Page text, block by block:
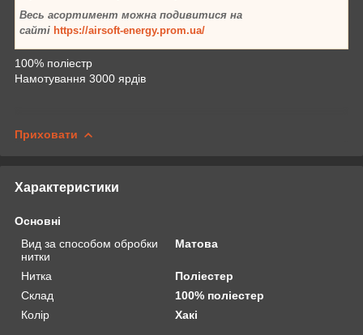
Весь асортимент можна подивитися на
сайті https://airsoft-energy.prom.ua/
100% поліестр
Намотування 3000 ярдів
Приховати
Характеристики
Основні
Вид за способом обробки
нитки
Матова
Нитка
Поліестер
Склад
100% поліестер
Колір
Хакі